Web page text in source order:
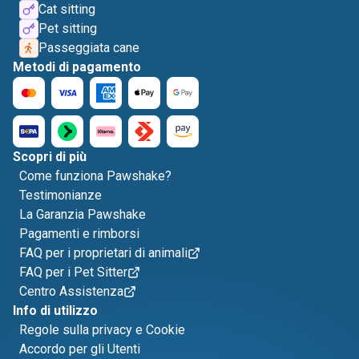
Cat sitting
Pet sitting
Passeggiata cane
Metodi di pagamento
Scopri di più
Come funziona Pawshake?
Testimonianze
La Garanzia Pawshake
Pagamenti e rimborsi
FAQ per i proprietari di animali
FAQ per i Pet Sitter
Centro Assistenza
Info di utilizzo
Regole sulla privacy e Cookie
Accordo per gli Utenti